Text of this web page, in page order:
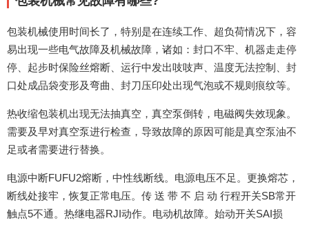
包装机械使用时间长了，特别是在连续工作、超负荷情况下，容
易出现一些电气故障及机械故障，诸如：封口不牢、机器走走停
停、起步时保险丝熔断、运行中发出吱吱声、温度无法控制、封
口处成品袋变形及弯曲、封刀压印处出现气泡或不规则痕纹等。
热收缩包装机出现无法抽真空，真空泵倒转，电磁阀失效现象。
需要及早对真空泵进行检查，导致故障的原因可能是真空泵油不
足或者需要进行替换。
电源中断FUFU2熔断，中性线断线。电源电压不足。更换熔芯，
断线处接牢，恢复正常电压。传 送 带 不 启 动 行程开关SB常开
触点5不通。热继电器RJI动作。电动机故障。始动开关SAI损